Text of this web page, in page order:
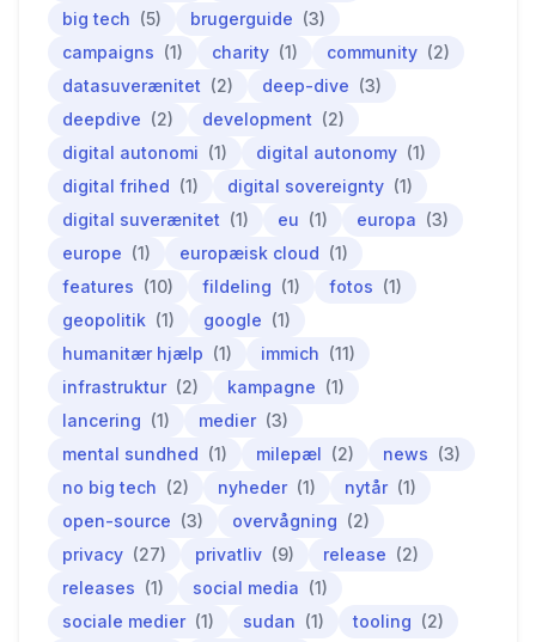
big tech (5) brugerguide (3)
campaigns (1) charity (1) community (2)
datasuverænitet (2) deep-dive (3)
deepdive (2) development (2)
digital autonomi (1) digital autonomy (1)
digital frihed (1) digital sovereignty (1)
digital suverænitet (1) eu (1) europa (3)
europe (1) europæisk cloud (1)
features (10) fildeling (1) fotos (1)
geopolitik (1) google (1)
humanitær hjælp (1) immich (11)
infrastruktur (2) kampagne (1)
lancering (1) medier (3)
mental sundhed (1) milepæl (2) news (3)
no big tech (2) nyheder (1) nytår (1)
open-source (3) overvågning (2)
privacy (27) privatliv (9) release (2)
releases (1) social media (1)
sociale medier (1) sudan (1) tooling (2)